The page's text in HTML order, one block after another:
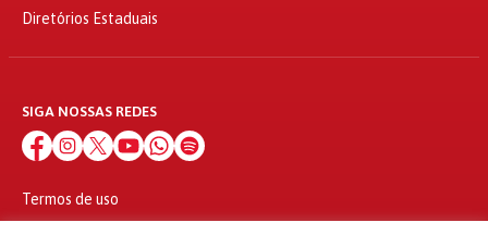
Diretórios Estaduais
SIGA NOSSAS REDES
Termos de uso